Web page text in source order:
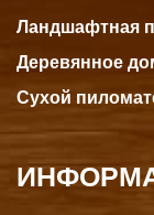
Ландшафтная
Деревянное
Сухой